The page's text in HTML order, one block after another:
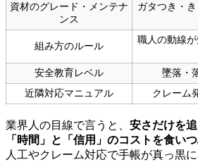
資材のグレード・メンテナ
ンス
ガタつき・
組み方のルール
職人の動線
安全教育レベル
墜落・
近隣対応マニュアル
クレーム
業界人の目線で言うと、 安さだけを
「時間」と「信用」のコストを食いつ
人工やクレーム対応で手帳が真っ黒